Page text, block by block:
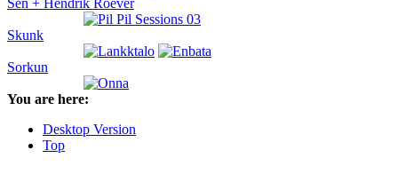
Skunk
Sorkun
You are here:
Desktop Version
Top